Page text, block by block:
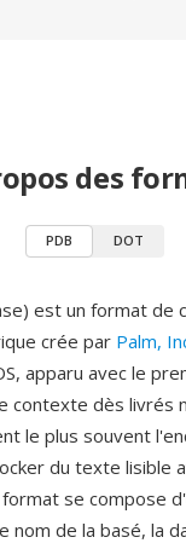
des
PDB DOT
est un format de
crée par Palm,
apparu avec le
contexte dès livrés
le plus souvent
du texte lisible
se compose
nom de la basé, la